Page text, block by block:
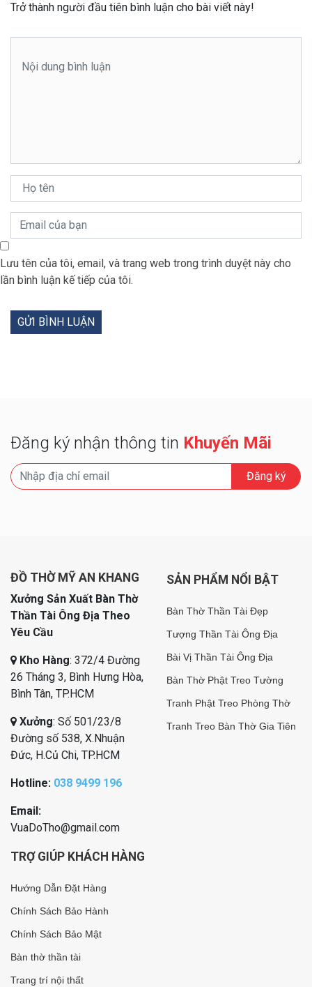
Trở thành người đầu tiên bình luận cho bài viết này!
Lưu tên của tôi, email, và trang web trong trình duyệt này cho
lần bình luận kế tiếp của tôi.
Đăng ký nhận thông tin Khuyến Mãi
Đăng ký
ĐỒ THỜ MỸ AN KHANG
Xưởng Sản Xuất Bàn Thờ
Thần Tài Ông Địa Theo
Yêu Cầu
Kho Hàng: 372/4 Đường
26 Tháng 3, Bình Hưng Hòa,
Bình Tân, TP.HCM
Xưởng: Số 501/23/8
Đường số 538, X.Nhuận
Đức, H.Củ Chi, TP.HCM
Hotline: 038 9499 196
Email:
VuaDoTho@gmail.com
SẢN PHẨM NỔI BẬT
Bàn Thờ Thần Tài Đẹp
Tượng Thần Tài Ông Địa
Bài Vị Thần Tài Ông Địa
Bàn Thờ Phật Treo Tường
Tranh Phật Treo Phòng Thờ
Tranh Treo Bàn Thờ Gia Tiên
TRỢ GIÚP KHÁCH HÀNG
Hướng Dẫn Đặt Hàng
Chính Sách Bảo Hành
Chính Sách Bảo Mật
Bàn thờ thần tài
Trang trí nội thất